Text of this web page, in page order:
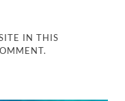
IN THIS